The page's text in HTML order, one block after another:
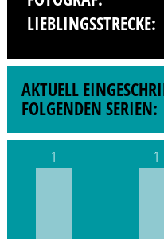
LIEBLINGSSTRECKE:
AKTUELL
FOLGENDEN SERIEN:
1 1